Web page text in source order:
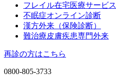
フレイル在宅医療サービス
不眠症オンライン診断
漢方外来（保険診断）
難治療皮膚疾患専門外来
再診の方はこちら
0800-805-3733